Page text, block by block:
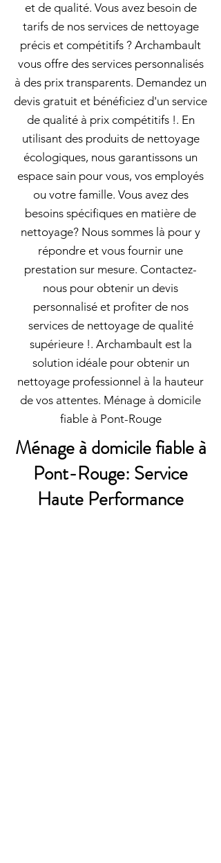
et de qualité. Vous avez besoin de
tarifs de nos services de nettoyage
précis et compétitifs ? Archambault
vous offre des services personnalisés
à des prix transparents. Demandez un
devis gratuit et bénéficiez d'un service
de qualité à prix compétitifs !. En
utilisant des produits de nettoyage
écologiques, nous garantissons un
espace sain pour vous, vos employés
ou votre famille. Vous avez des
besoins spécifiques en matière de
nettoyage? Nous sommes là pour y
répondre et vous fournir une
prestation sur mesure. Contactez-
nous pour obtenir un devis
personnalisé et profiter de nos
services de nettoyage de qualité
supérieure !. Archambault est la
solution idéale pour obtenir un
nettoyage professionnel à la hauteur
de vos attentes. Ménage à domicile
fiable à Pont-Rouge
Ménage à domicile fiable à
Pont-Rouge: Service
Haute Performance